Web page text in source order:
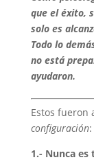
que el éxito,
solo es
Todo lo
no está
ayudaron.
Estos fueron
configuración:
1.- Nunca es